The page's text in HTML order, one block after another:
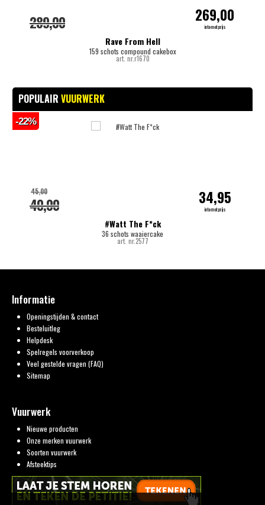
Rave From Hell
159 schots compound cakebox
art. nr.r1670
289,00 269,00
internetprijs
POPULAIR VUURWERK
#Watt The F*ck
36 schots waaiercake
art. nr.2577
40,00
45,00 34,95
internetprijs
-22%
Informatie
Openingstijden & contact
Besteluitleg
Helpdesk
Spelregels voorverkoop
Veel gestelde vragen (FAQ)
Sitemap
Vuurwerk
Nieuwe producten
Onze merken vuurwerk
Soorten vuurwerk
Afsteektips